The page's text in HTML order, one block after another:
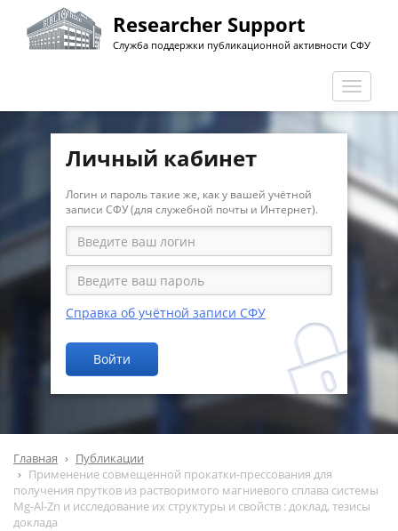
Перейти
основному
Researcher Support
Служба поддержки публикационной активности СФУ
Личный кабинет
Логин и пароль такие же, как у вашей учётной
записи СФУ (для служебной почты и Интернет).
Справка об учётной записи СФУ
Войти
Главная
Публикации
Применение совмещенной прокатки-прессования для
получения прутков из растворимого магниевого сплава системы
Mg-Al-Zn и исследование их структуры и свойств : доклад, тезисы
доклада